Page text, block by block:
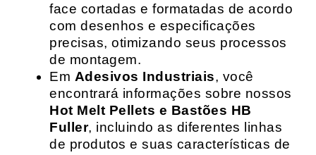
face cortadas e formatadas de acordo
com desenhos e especificações
precisas, otimizando seus processos
de montagem.
Em Adesivos Industriais, você
encontrará informações sobre nossos
Hot Melt Pellets e Bastões HB
Fuller, incluindo as diferentes linhas
de produtos e suas características de